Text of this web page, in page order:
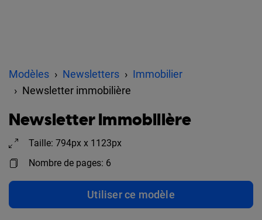
Modèles Newsletters
Immobilier
Newsletter immobilière
Newsletter immobilière
Taille: 794px x 1123px
Nombre de pages: 6
Utiliser ce modèle